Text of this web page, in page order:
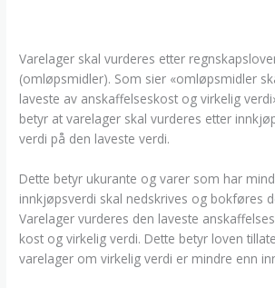
Varelager skal vurderes etter
(omløpsmidler). Som sier «omløpsmidler
laveste av anskaffelseskost og virkelig
betyr at varelager skal vurderes etter
verdi på den laveste verdi.
Dette betyr ukurante og varer som har
innkjøpsverdi skal nedskrives og bokføres
Varelager vurderes den laveste
kost og virkelig verdi. Dette betyr loven
varelager om virkelig verdi er mindre enn